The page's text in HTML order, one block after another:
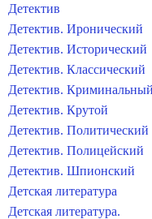
Детектив
Детектив. Иронический
Детектив. Исторический
Детектив. Классический
Детектив. Криминальный
Детектив. Крутой
Детектив. Политический
Детектив. Полицейский
Детектив. Шпионский
Детская литература
Детская литература.